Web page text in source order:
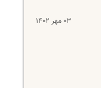
۰۳ مهر ۱۴۰۲